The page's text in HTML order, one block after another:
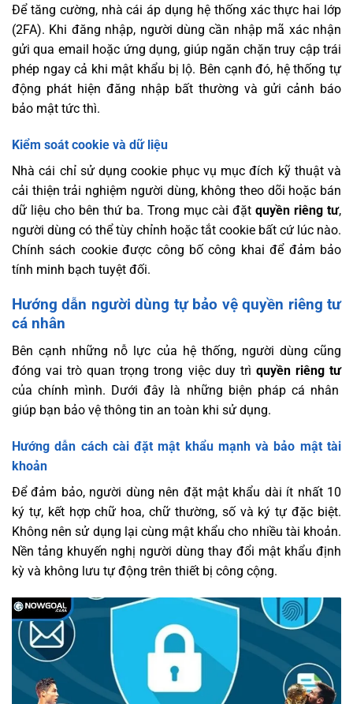
Để tăng cường, nhà cái áp dụng hệ thống xác thực hai lớp
(2FA). Khi đăng nhập, người dùng cần nhập mã xác nhận
gửi qua email hoặc ứng dụng, giúp ngăn chặn truy cập trái
phép ngay cả khi mật khẩu bị lộ. Bên cạnh đó, hệ thống tự
động phát hiện đăng nhập bất thường và gửi cảnh báo
bảo mật tức thì.
Kiểm soát cookie và dữ liệu
Nhà cái chỉ sử dụng cookie phục vụ mục đích kỹ thuật và
cải thiện trải nghiệm người dùng, không theo dõi hoặc bán
dữ liệu cho bên thứ ba. Trong mục cài đặt quyền riêng tư,
người dùng có thể tùy chỉnh hoặc tắt cookie bất cứ lúc nào.
Chính sách cookie được công bố công khai để đảm bảo
tính minh bạch tuyệt đối.
Hướng dẫn người dùng tự bảo vệ quyền riêng tư
cá nhân
Bên cạnh những nỗ lực của hệ thống, người dùng cũng
đóng vai trò quan trọng trong việc duy trì quyền riêng tư
của chính mình. Dưới đây là những biện pháp cá nhân
giúp bạn bảo vệ thông tin an toàn khi sử dụng.
Hướng dẫn cách cài đặt mật khẩu mạnh và bảo mật tài
khoản
Để đảm bảo, người dùng nên đặt mật khẩu dài ít nhất 10
ký tự, kết hợp chữ hoa, chữ thường, số và ký tự đặc biệt.
Không nên sử dụng lại cùng mật khẩu cho nhiều tài khoản.
Nền tảng khuyến nghị người dùng thay đổi mật khẩu định
kỳ và không lưu tự động trên thiết bị công cộng.